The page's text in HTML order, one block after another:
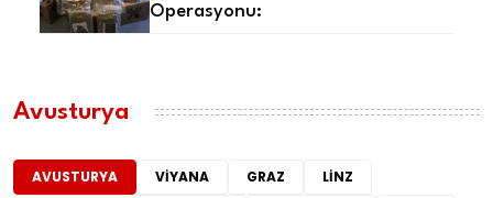
Operasyonu:
Avusturya
AVUSTURYA VIYANA GRAZ
LINZ